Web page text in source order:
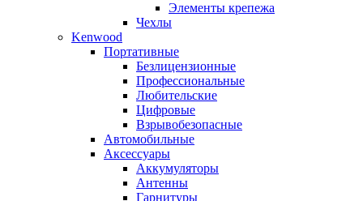
Элементы крепежа
Чехлы
Kenwood
Портативные
Безлицензионные
Профессиональные
Любительские
Цифровые
Взрывобезопасные
Автомобильные
Аксессуары
Аккумуляторы
Антенны
Гарнитуры